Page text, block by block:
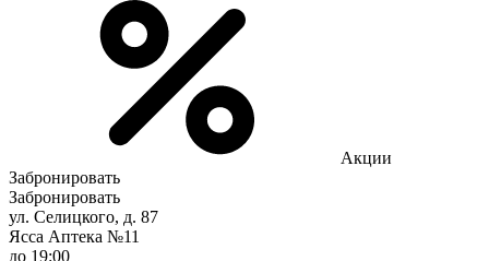
Акции
Забронировать
Забронировать
ул. Селицкого, д. 87
Ясса Аптека №11
до 19:00